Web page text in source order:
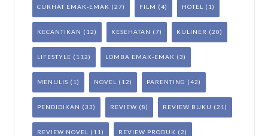
CURHAT EMAK-EMAK (27) FILM (4) HOTEL (1)
KECANTIKAN (12) KESEHATAN (7) KULINER (20)
LIFESTYLE (112) LOMBA EMAK-EMAK (3)
MENULIS (1) NOVEL (12) PARENTING (42)
PENDIDIKAN (33) REVIEW (8) REVIEW BUKU (21)
REVIEW NOVEL (11) REVIEW PRODUK (2)